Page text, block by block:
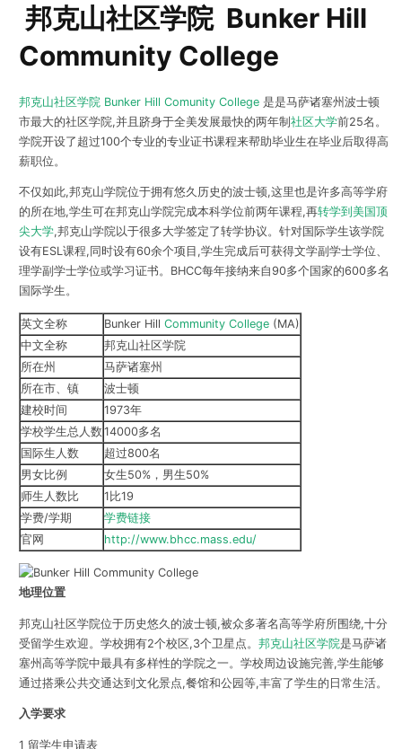
邦克山社区学院 Bunker Hill
Community College
邦克山社区学院 Bunker Hill Comunity College 是是马萨诸塞州波士顿
市最大的社区学院,并且跻身于全美发展最快的两年制社区大学前25名。
学院开设了超过100个专业的专业证书课程来帮助毕业生在毕业后取得高
薪职位。
不仅如此,邦克山学院位于拥有悠久历史的波士顿,这里也是许多高等学府
的所在地,学生可在邦克山学院完成本科学位前两年课程,再转学到美国顶
尖大学,邦克山学院以于很多大学签定了转学协议。针对国际学生该学院
设有ESL课程,同时设有60余个项目,学生完成后可获得文学副学士学位、
理学副学士学位或学习证书。BHCC每年接纳来自90多个国家的600多名
国际学生。
英文全称 Bunker Hill Community College(MA)
中文全称
邦克山社区学院
所在州
马萨诸塞州
所在市、镇
波士顿
建校时间
1973年
学校学生总人数 14000多名
国际生人数
超过800名
男女比例
女生50%，男生50%
师生人数比
1比19
学费/学期
学费链接
官网
http://www.bhcc.mass.edu/
地理位置
邦克山社区学院位于历史悠久的波士顿,被众多著名高等学府所围绕,十分
受留学生欢迎。学校拥有2个校区,3个卫星点。 邦克山社区学院是马萨诸
塞州高等学院中最具有多样性的学院之一。学校周边设施完善,学生能够
通过搭乘公共交通达到文化景点,餐馆和公园等,丰富了学生的日常生活。
入学要求
1 留学生申请表